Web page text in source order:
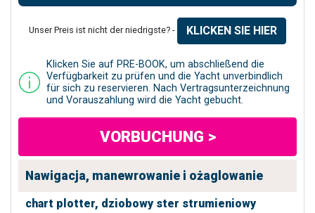
Unser Preis ist nicht der niedrigste? - KLICKEN SIE HIER
Klicken Sie auf PRE-BOOK, um abschließend die
Verfügbarkeit zu prüfen und die Yacht unverbindlich
für sich zu reservieren. Nach Vertragsunterzeichnung
und Vorauszahlung wird die Yacht gebucht.
VORBUCHUNG >
Nawigacja, manewrowanie i ożaglowanie
chart plotter, dziobowy ster strumieniowy